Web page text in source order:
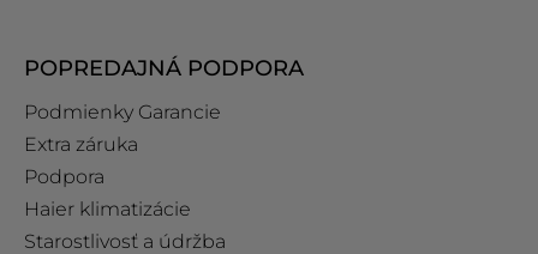
POPREDAJNÁ PODPORA
Podmienky Garancie
Extra záruka
Podpora
Haier klimatizácie
Starostlivosť a údržba